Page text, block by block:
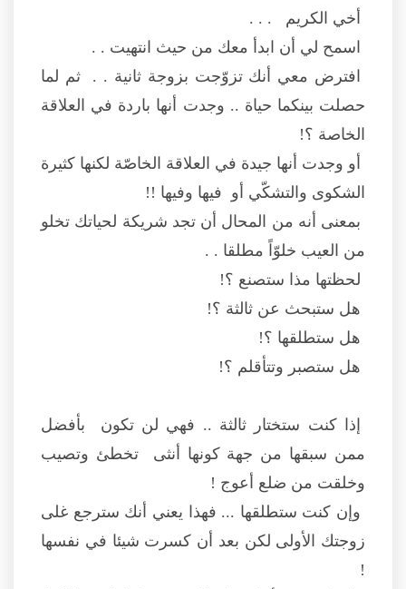
أخي الكريم . . .
اسمح لي أن ابدأ معك من حيث انتهيت . .
افترض معي أنك تزوّجت بزوجة ثانية . . ثم لما
حصلت بينكما حياة .. وجدت أنها باردة في العلاقة
الخاصة ؟!
أو وجدت أنها جيدة في العلاقة الخاصّة لكنها كثيرة
الشكوى والتشكّي أو فيها وفيها !!
بمعنى أنه من المحال أن تجد شريكة لحياتك تخلو
من العيب خلوّاً مطلقا . .
لحظتها مذا ستصنع ؟!
هل ستبحث عن ثالثة ؟!
هل ستطلقها ؟!
هل ستصبر وتتأقلم ؟!
إذا كنت ستختار ثالثة .. فهي لن تكون بأفضل
ممن سبقها من جهة كونها أنثى تخطئ وتصيب
وخلقت من ضلع أعوج !
وإن كنت ستطلقها ... فهذا يعني أنك سترجع غلى
زوجتك الأولى لكن بعد أن كسرت شيئا في نفسها
!